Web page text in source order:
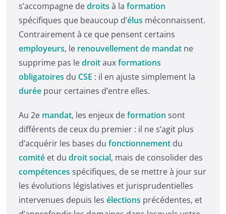
s’accompagne dedroits à la formation
spécifiques que beaucoup d’élus méconnaissent.
Contrairement à ce que pensent certains
employeurs, le renouvellement de mandat ne
supprime pas ledroitauxformations
obligatoires du CSE : il en ajuste simplement la
durée pour certaines d’entre elles.
Au 2e mandat, les enjeux deformation sont
différents de ceux du premier : il ne s’agit plus
d’acquérir les bases du fonctionnement du
comité et du droit social, mais de consolider des
compétences spécifiques, de se mettre à jour sur
les évolutions législatives et jurisprudentielles
intervenues depuis les élections précédentes, et